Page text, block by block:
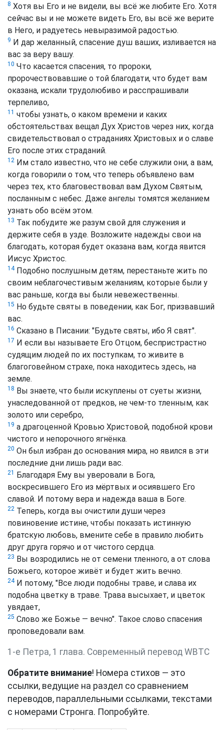
8 Хотя вы Его и не видели, вы всё же любите Его. Хотя
сейчас вы и не можете видеть Его, вы всё же верите
в Него, и радуетесь невыразимой радостью.
9 И дар желанный, спасение душ ваших, изливается на
вас за веру вашу.
10 Что касается спасения, то пророки,
пророчествовавшие о той благодати, что будет вам
оказана, искали трудолюбиво и расспрашивали
терпеливо,
11 чтобы узнать, о каком времени и каких
обстоятельствах вещал Дух Христов через них, когда
свидетельствовал о страданиях Христовых и о славе
Его после этих страданий.
12 Им стало известно, что не себе служили они, а вам,
когда говорили о том, что теперь объявлено вам
через тех, кто благовествовал вам Духом Святым,
посланным с небес. Даже ангелы томятся желанием
узнать обо всём этом.
13 Так побудите же разум свой для служения и
держите себя в узде. Возложите надежды свои на
благодать, которая будет оказана вам, когда явится
Иисус Христос.
14Подобно послушным детям, перестаньте жить по
своим неблагочестивым желаниям, которые были у
вас раньше, когда вы были невежественны.
15 Но будьте святы в поведении, как Бог, призвавший
вас.
16 Сказано в Писании: "Будьте святы, ибо Я свят".
17 И если вы называете Его Отцом, беспристрастно
судящим людей по их поступкам, то живите в
благоговейном страхе, пока находитесь здесь, на
земле.
18 Вы знаете, что были искуплены от суеты жизни,
унаследованной от предков, не чем-то тленным, как
золото или серебро,
19 а драгоценной Кровью Христовой, подобной крови
чистого и непорочного ягнёнка.
20 Он был избран до основания мира, но явился в эти
последние дни лишь ради вас.
21
Благодаря Ему вы уверовали в Бога,
воскресившего Его из мёртвых и осиявшего Его
славой. И потому вера и надежда ваша в Боге.
22 Теперь, когда вы очистили души через
повиновение истине, чтобы показать истинную
братскую любовь, вмените себе в правило любить
друг друга горячо и от чистого сердца.
23 Вы возродились не от семени тленного, а от слова
Божьего, которое живёт и будет жить вечно.
24И потому, "Все люди подобны траве, и слава их
подобна цветку в траве. Трава высыхает, и цветок
увядает,
25 Слово же Божье — вечно". Такое слово спасения
проповедовали вам.
1-е Петра, 1 глава. Cовременный перевод WBTC
Обратите внимание! Номера стихов — это
ссылки, ведущие на раздел со сравнением
переводов, параллельными ссылками, текстами
с номерами Стронга. Попробуйте.